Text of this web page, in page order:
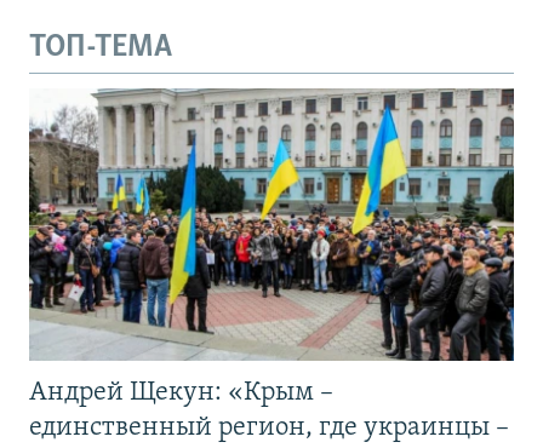
ТОП-ТЕМА
Андрей Щекун: «Крым –
единственный регион, где украинцы –